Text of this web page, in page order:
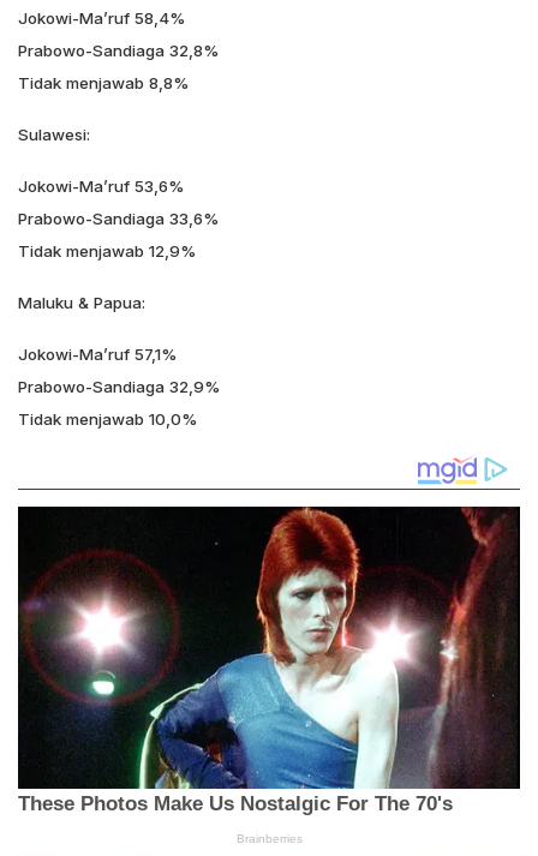
Jokowi-Ma’ruf 58,4%
Prabowo-Sandiaga 32,8%
Tidak menjawab 8,8%
Sulawesi:
Jokowi-Ma’ruf 53,6%
Prabowo-Sandiaga 33,6%
Tidak menjawab 12,9%
Maluku & Papua:
Jokowi-Ma’ruf 57,1%
Prabowo-Sandiaga 32,9%
Tidak menjawab 10,0%